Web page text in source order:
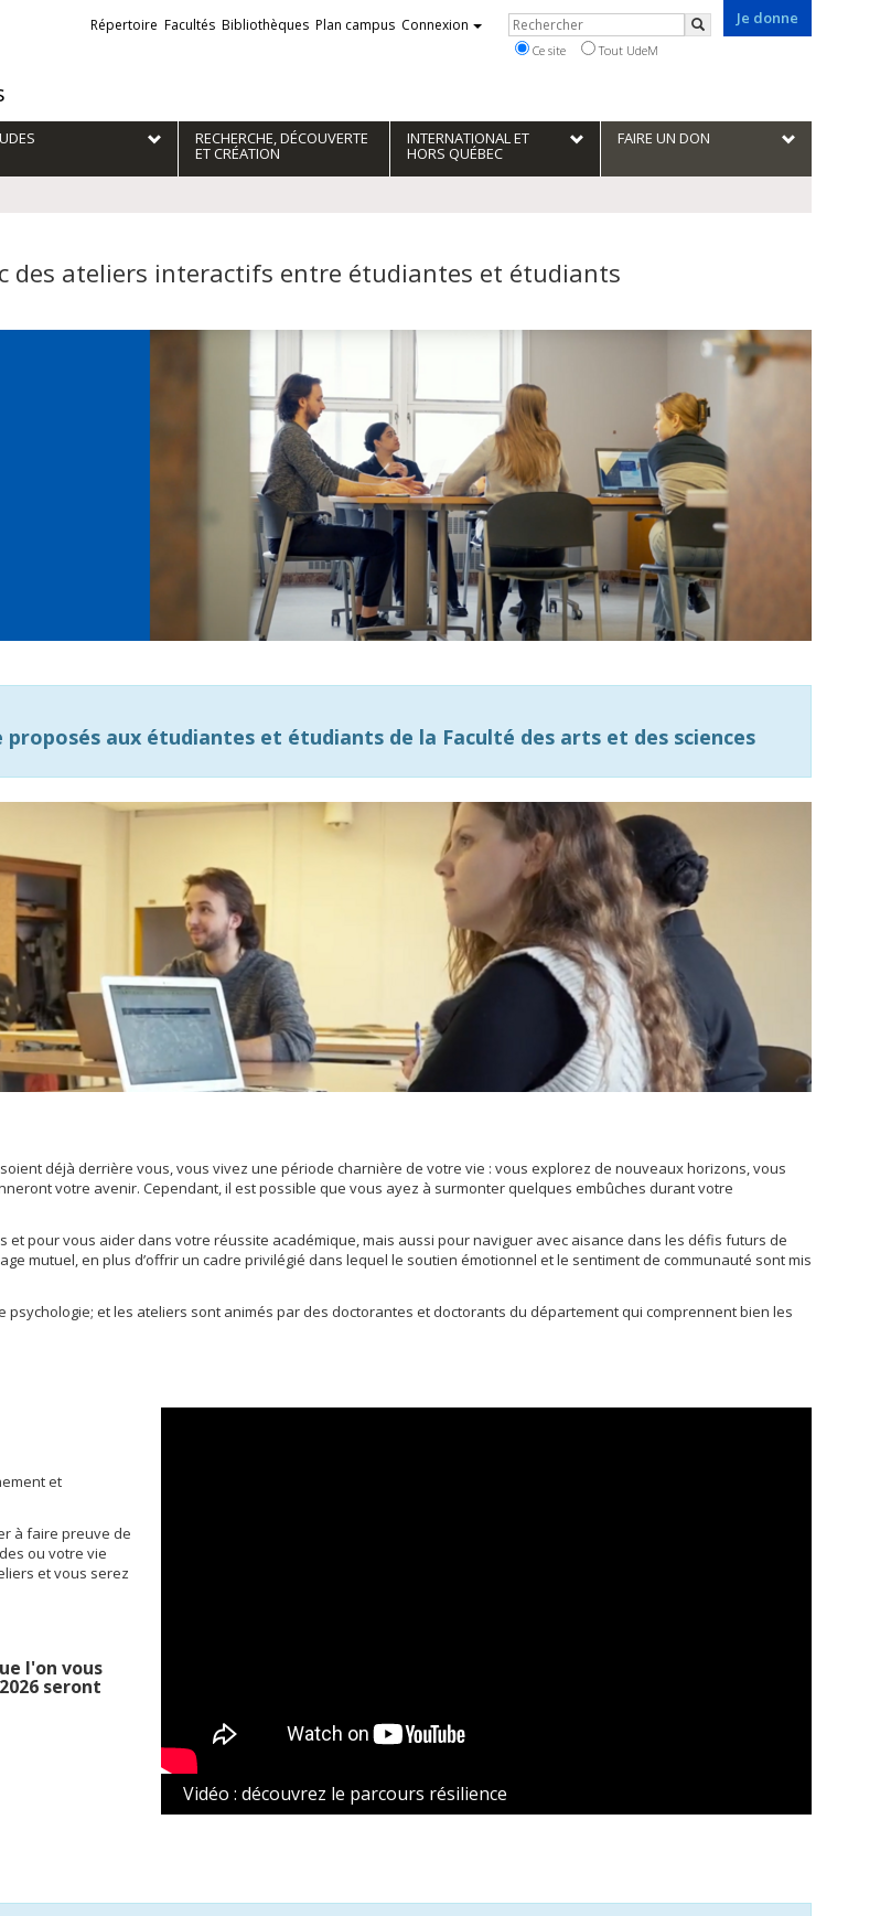
Je donne
Liens
externes
Répertoire Facultés Bibliothèques Plan campus Connexion Rechercher
Rechercher
Ce site Tout UdeM
RECHERCHE, DÉCOUVERTE
ET CRÉATION
INTERNATIONAL ET
HORS QUÉBEC
FAIRE UN DON
des ateliers interactifs entre étudiantes et étudiants
aux étudiantes et étudiants de la Faculté des arts et des sciences
déjà derrière vous, vous vivez une période charnière de votre vie : vous explorez de nouveaux horizons, vous
votre avenir. Cependant, il est possible que vous ayez à surmonter quelques embûches durant votre
pour vous aider dans votre réussite académique, mais aussi pour naviguer avec aisance dans les défis futurs de
mutuel, en plus d’offrir un cadre privilégié dans lequel le soutien émotionnel et le sentiment de communauté sont mis
et les ateliers sont animés par des doctorantes et doctorants du département qui comprennent bien les
et
à faire preuve de
ou votre vie
et vous serez
l'on vous
seront
Vidéo : découvrez le parcours résilience